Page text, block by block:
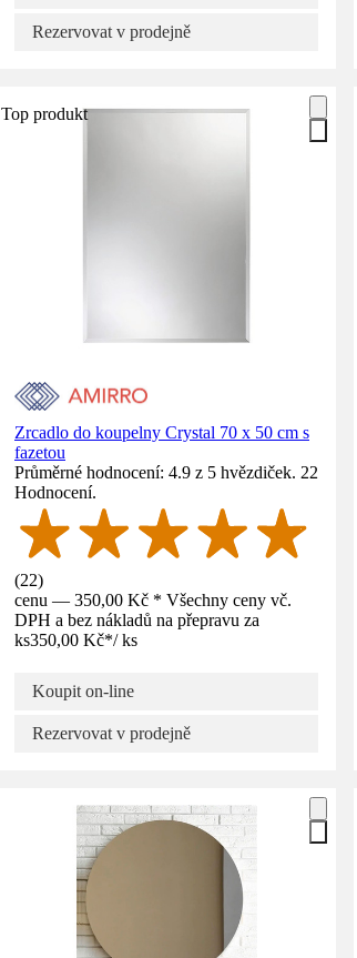
Rezervovat v prodejně
Top produkt
Zrcadlo do koupelny Crystal 70 x 50 cm s
fazetou
Průměrné hodnocení: 4.9 z 5 hvězdiček. 22
Hodnocení.
(22)
cenu — 350,00 Kč * Všechny ceny vč.
DPH a bez nákladů na přepravu za
ks350,00 Kč*/ ks
Koupit on-line
Rezervovat v prodejně